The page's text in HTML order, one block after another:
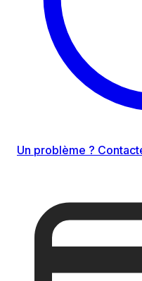
Un problème ?